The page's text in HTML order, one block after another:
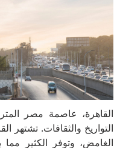
القاهرة، عاصمة مصر
التواريخ والثقافات. تشتهر
الغامض، وتوفر الكثير مما